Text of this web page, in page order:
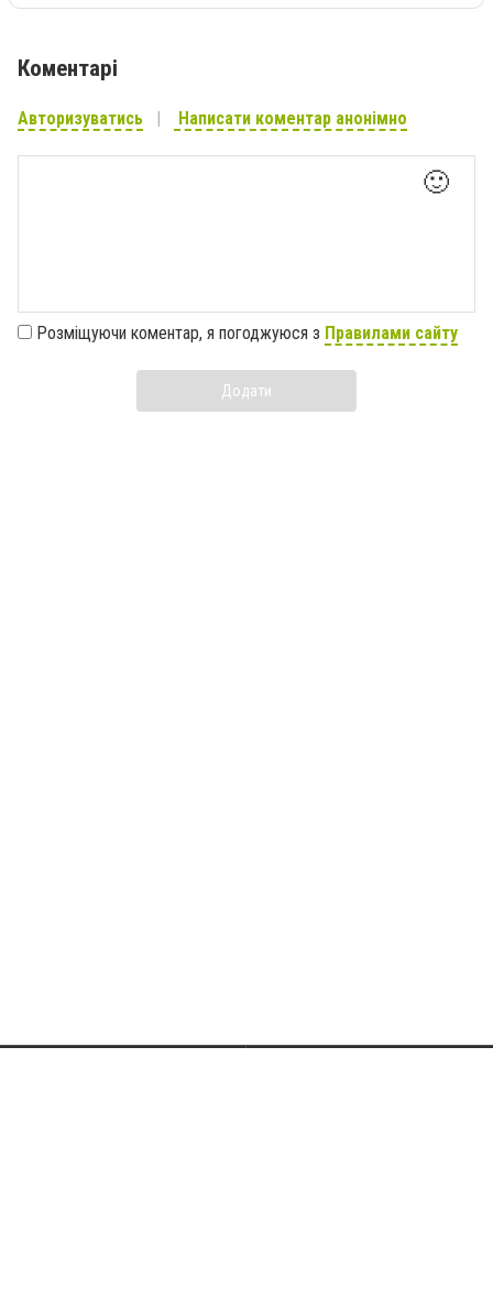
Коментарі
Авторизуватись Написати коментар анонімно
🙂
Розміщуючи коментар, я погоджуюся з Правилами сайту
Додати